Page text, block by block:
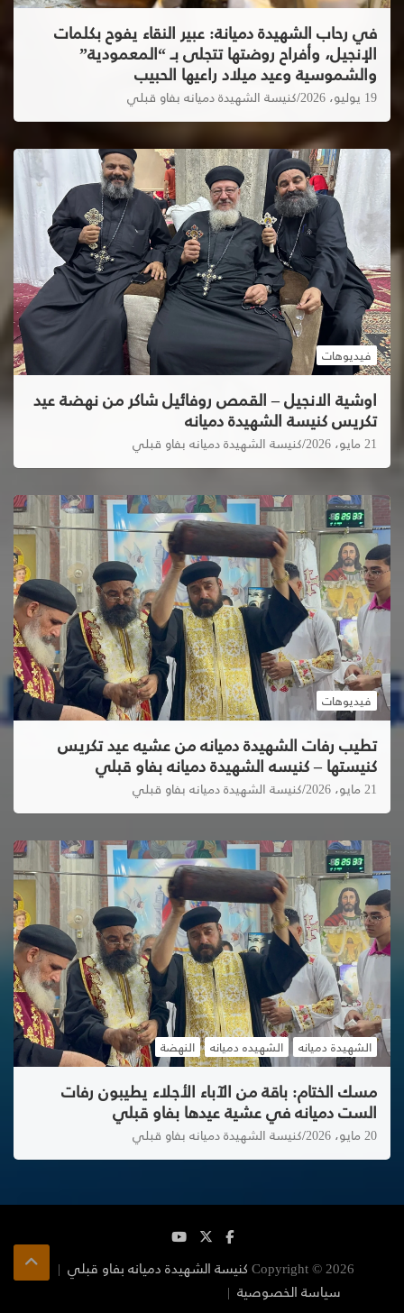
في رحاب الشهيدة دميانة: عبير النقاء يفوح بكلمات
الإنجيل، وأفراح روضتها تتجلى بـ “المعمودية”
والشموسية وعيد ميلاد راعيها الحبيب
19 يوليو، 2026 كنيسة الشهيدة دميانه بفاو قبلي
فيديوهات
اوشية الانجيل – القمص روفائيل شاكر من نهضة عيد
تكريس كنيسة الشهيدة دميانه
21 مايو، 2026 كنيسة الشهيدة دميانه بفاو قبلي
فيديوهات
تطيب رفات الشهيدة دميانه من عشيه عيد تكريس
كنيستها – كنيسه الشهيدة دميانه بفاو قبلي
21 مايو، 2026 كنيسة الشهيدة دميانه بفاو قبلي
الشهيدة دميانه الشهيده دميانه النهضة
مسك الختام: باقة من الآباء الأجلاء يطيبون رفات
الست دميانه في عشية عيدها بفاو قبلي
20 مايو، 2026 كنيسة الشهيدة دميانه بفاو قبلي
Copyright © 2026كنيسة الشهيدة دميانه بفاو قبلي
سياسة الخصوصية